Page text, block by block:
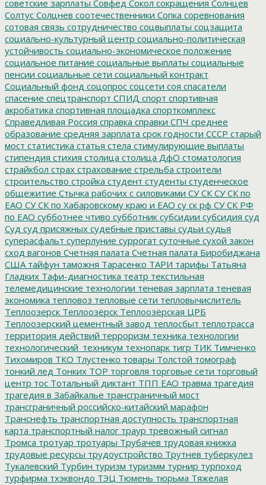
советские зарплаты Совфед Сокол сокращения Солнцев
Солтус Солцнев соотечественники Сопка соревнования
сотовая связь сотрудничество соцвыплаты соцзащита
социально-культурный центр социально-политическая
устойчивость социально-экономическое положение
социальное питание социальные выплаты социальные
пенсии социальные сети социальный контракт
Социальный фонд соцопрос соцсети соя спасатели
спасение спецтранспорт СПИД спорт спортивная
акробатика спортивная площадка спорткомплекс
Справедливая Россия справка справки СПЧ среднее
образование средняя зарплата срок годности СССР старый
мост статистика статья стела стимулирующие выплаты
стипендия стихия столица столица ДфО стоматология
страйкбол страх страхование стрельба строители
строительство стройка студент студенты студенческое
общежитие Стычка рабочих с силовиками СУ СК СУ СК по
ЕАО СУ СК по Хабаровскому краю и ЕАО су ск рф СУ СК РФ
по ЕАО субботнее чтиво субботник субсидии субсидия суд
Суд суд присяжных судебные приставы судьи судья
суперасфальт суперлуние суррогат суточные сухой закон
сход вагонов Счетная палата Счетная палата Биробиджана
США тайфун таможня Тарасенко ТАРИ тарифы Татьяна
Гладких Тафи-диагностика театр текстильная
телемедицинские технологии теневая зарплата теневая
экономика тепловоз тепловые сети тепловычислитель
Теплоозерск Теплоозёрск Теплоозёрская ЦРБ
Теплоозерский цементный завод теплосбыт теплотрасса
территория действий терроризм техника технологии
технологический_техникум технопарк тигр ТИК Тимченко
Тихомиров ТКО Тлустенко товары Толстой томограф
тонкий лед Тонких ТОР торговля торговые сети торговый
центр тос Тотальный диктант ТПП ЕАО травма трагедия
трагедия в Забайкалье трансграничный мост
трансграничный российско-китайский марафон
Транснефть транспортная доступность транспортная
карта транспортный налог траур тревожный сигнал
Тромса тротуар тротуары Трубачев трудовая книжка
трудовые ресурсы трудоустройство Трутнев туберкулез
Тукалевский Турбин туризм туризмм турнир турпоход
турфирма тхэквондо ТЭЦ Тюмень тюрьма Тяжелая